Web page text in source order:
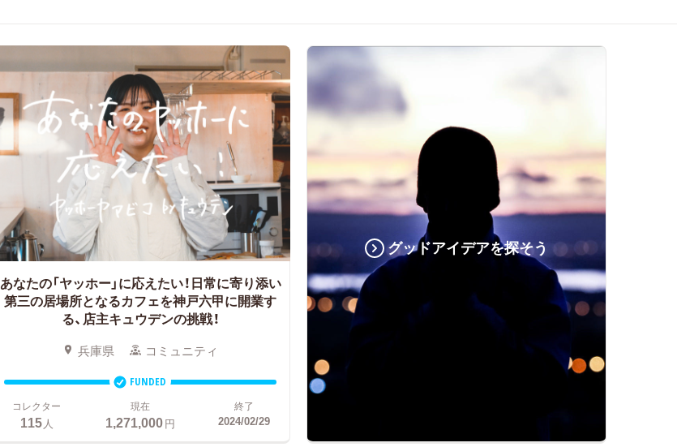
あなたの「ヤッホー」に応えたい！日常に寄り添い
第三の居場所となるカフェを神戸六甲に開業す
る、店主キュウデンの挑戦！
兵庫県 コミュニティ
FUNDED
コレクター
115人
現在
1,271,000円
終了
2024/02/29
グッドアイデアを探そう